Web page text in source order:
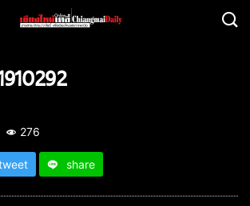
276
share